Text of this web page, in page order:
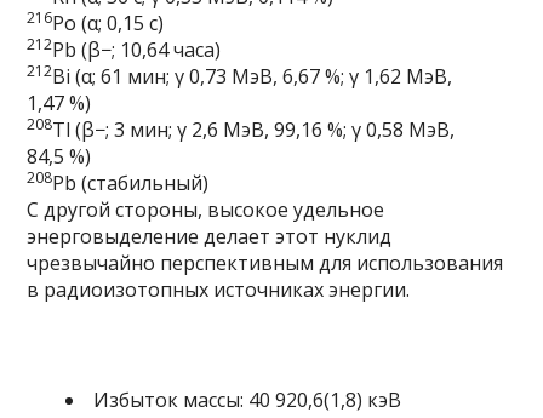
216Po (α; 0,15 с)
212Pb (β−; 10,64 часа)
212Bi (α; 61 мин; γ 0,73 МэВ, 6,67 %; γ 1,62 МэВ,
1,47 %)
208Tl (β−; 3 мин; γ 2,6 МэВ, 99,16 %; γ 0,58 МэВ,
84,5 %)
208Pb (стабильный)
С другой стороны, высокое удельное
энерговыделение делает этот нуклид
чрезвычайно перспективным для использования
в радиоизотопных источниках энергии.
Избыток массы: 40 920,6(1,8) кэВ